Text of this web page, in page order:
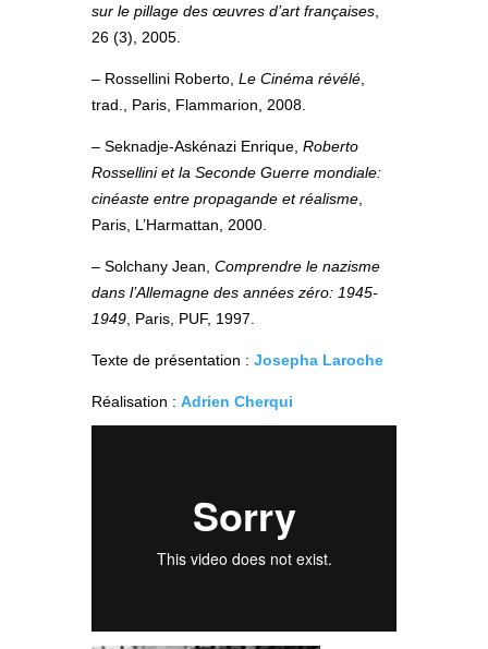
sur le pillage des œuvres d’art françaises
26 (3), 2005.
– Rossellini Roberto, Le Cinéma révélé
trad., Paris, Flammarion, 2008.
– Seknadje-Askénazi Enrique, Roberto
Rossellini et la Seconde Guerre mondiale:
cinéaste entre propagande et réalisme
Paris, L’Harmattan, 2000.
– Solchany Jean, Comprendre le nazisme
dans l’Allemagne des années zéro: 1945-
1949 , Paris, PUF, 1997.
Texte de présentation : Josepha Laroche
Réalisation : Adrien Cherqui